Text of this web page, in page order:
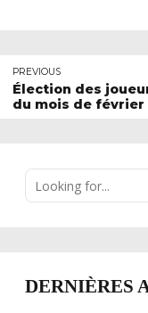
PREVIOUS
Élection des
du mois de février
DERNIÈRES